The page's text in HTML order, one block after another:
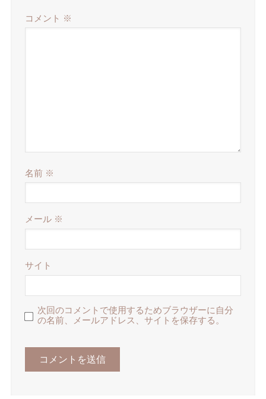
コメント ※
名前 ※
メール ※
サイト
次回のコメントで使用するためブラウザーに自分
の名前、メールアドレス、サイトを保存する。